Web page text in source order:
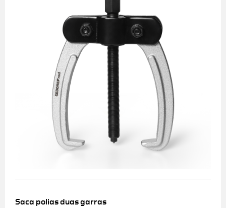
Saca polias duas garras